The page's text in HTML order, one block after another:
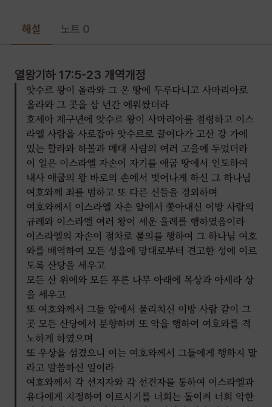
여호와께서 각 선지자와 각 선견자를 통하여 이스라엘과
유다에게 지정하여 이르시기를 너희는 돌이켜 너희 악한 길에서
또 내 종 선지자들을 통하여 너희에게 전한 모든 율법대로 행하라
하셨으나
그들이 듣지 아니하고 그들의 목을 곧게 하기를 그들의 하나님
여호와를 믿지 아니하던 그들 조상들의 목 같이 하여
여호와의 율례와 여호와께서 그들의 조상들과 더불어 세우신
언약과 경계하신 말씀을 버리고 허무한 것을 뒤따라 허망하며 또
여호와께서 명령하사 따르지 말라 하신 사방 이방 사람을 따라
그들의 하나님 여호와의 모든 명령을 버리고 자기들을 위하여 두
송아지 형상을 부어 만들고 또 아세라 목상을 만들고 하늘의
일월 성신을 경배하며 또 바알을 섬기고
또 자기 자녀를 불 가운데로 지나가게 하며 복술과 사술을
행하고 스스로 팔려 여호와 보시기에 악을 행하여 그를 격노하게
하였으므로
여호와께서 이스라엘에게 심히 노하사 그들을 그의 앞에서
제거하시니 오직 유다 지파 외에는 남은 자가 없으니라
유다도 그들의 하나님 여호와의 명령을 지키지 아니하고
이스라엘 사람들이 만든 관습을 행하였으므로
여호와께서 이스라엘의 온 족속을 버리사 괴롭게 하시며
노략꾼의 손에 넘기시고 마침내 그의 앞에서 쫓아내시니라
이스라엘을 다윗의 집에서 찢어 나누시매 그들이 느밧의 아들
해설 노트 0
열왕기하 17:5-23 개역개정
앗수르 왕이 올라와 그 온 땅에 두루다니고 사마리아로
올라와 그 곳을 삼 년간 에워쌌더라
호세아 제구년에 앗수르 왕이 사마리아를 점령하고 이스
라엘 사람을 사로잡아 앗수르로 끌어다가 고산 강 가에
있는 할라와 하볼과 메대 사람의 여러 고을에 두었더라
이 일은 이스라엘 자손이 자기를 애굽 땅에서 인도하여
내사 애굽의 왕 바로의 손에서 벗어나게 하신 그 하나님
여호와께 죄를 범하고 또 다른 신들을 경외하며
여호와께서 이스라엘 자손 앞에서 쫓아내신 이방 사람의
규례와 이스라엘 여러 왕이 세운 율례를 행하였음이라
이스라엘의 자손이 점차로 불의를 행하여 그 하나님 여호
와를 배역하여 모든 성읍에 망대로부터 견고한 성에 이르
도록 산당을 세우고
모든 산 위에와 모든 푸른 나무 아래에 목상과 아세라 상
을 세우고
또 여호와께서 그들 앞에서 물리치신 이방 사람 같이 그
곳 모든 산당에서 분향하며 또 악을 행하여 여호와를 격
노하게 하였으며
또 우상을 섬겼으니 이는 여호와께서 그들에게 행하지 말
라고 말씀하신 일이라
여호와께서 각 선지자와 각 선견자를 통하여 이스라엘과
유다에게 지정하여 이르시기를 너희는 돌이켜 너희 악한